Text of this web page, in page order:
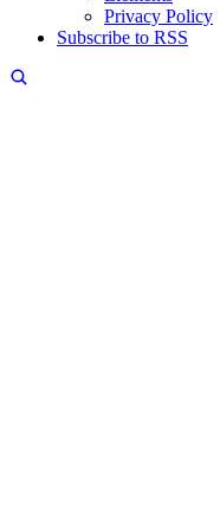
Privacy Policy
Subscribe to RSS